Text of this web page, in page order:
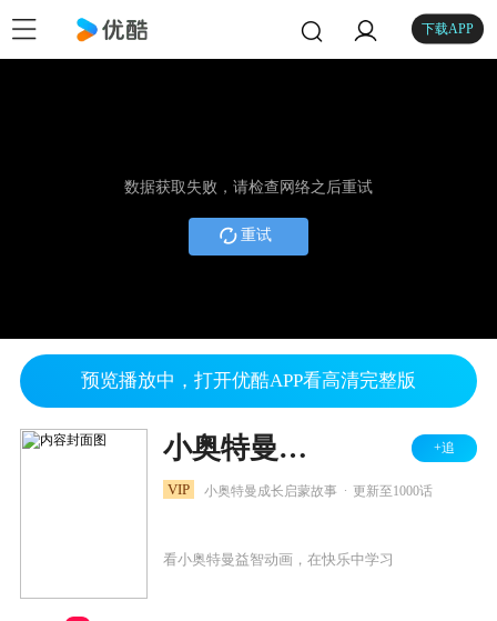
下载APP
数据获取失败，请检查网络之后重试
重试
预览播放中，打开优酷APP看高清完整版
小奥特曼成长记 +追
VIP 小奥特曼成长启蒙故事 更新至1000话
看小奥特曼益智动画，在快乐中学习